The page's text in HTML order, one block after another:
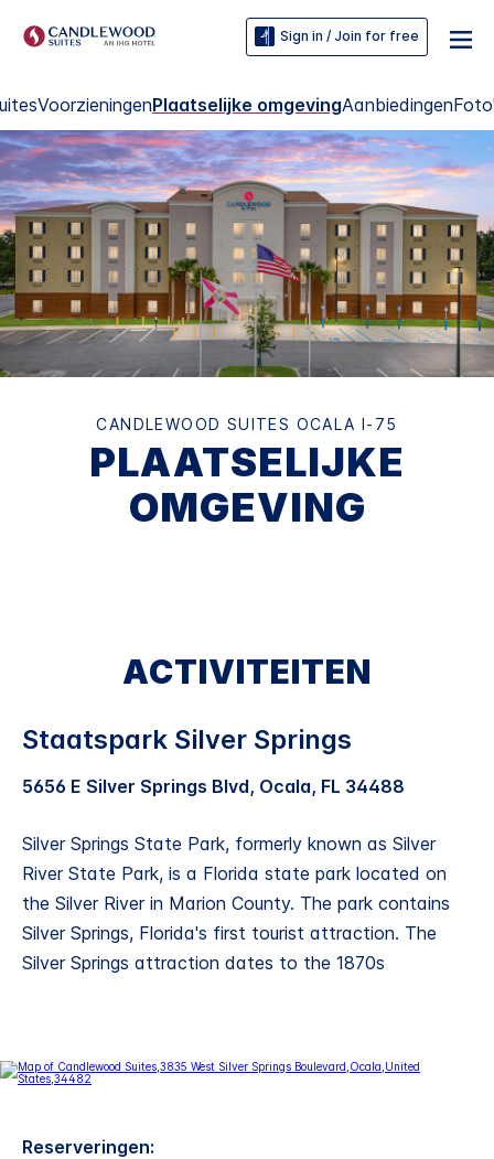
Sign in / Join for free
VoorzieningenPlaatselijke omgevingAanbiedingen
CANDLEWOOD SUITES OCALA I-75
PLAATSELIJKE
OMGEVING
ACTIVITEITEN
Staatspark Silver Springs
5656 E Silver Springs Blvd, Ocala, FL 34488
Silver Springs State Park, formerly known as Silver
River State Park, is a Florida state park located on
the Silver River in Marion County. The park contains
Silver Springs, Florida's first tourist attraction. The
Silver Springs attraction dates to the 1870s
Reserveringen: